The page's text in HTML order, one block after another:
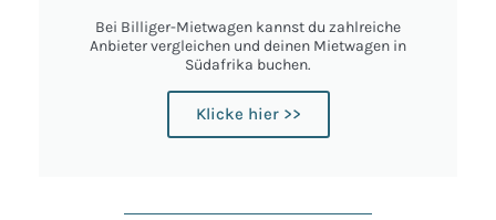
Bei Billiger-Mietwagen kannst du zahlreiche
Anbieter vergleichen und deinen Mietwagen in
Südafrika buchen.
Klicke hier >>